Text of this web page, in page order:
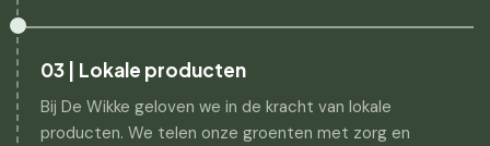
03 | Lokale producten
Bij De Wikke geloven we in de kracht van lokale
producten. We telen onze groenten met zorg en